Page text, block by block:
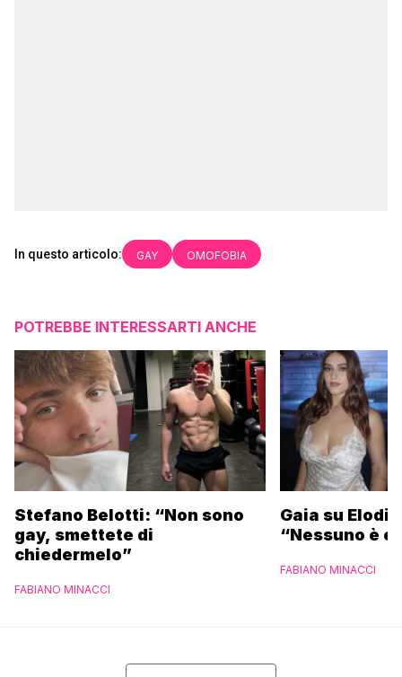
In questo articolo: GAY OMOFOBIA
POTREBBE INTERESSARTI ANCHE
Stefano Belotti: “Non sono
gay, smettete di
chiedermelo”
FABIANO MINACCI
Gaia su
“Nessuno è
FABIANO MINACCI